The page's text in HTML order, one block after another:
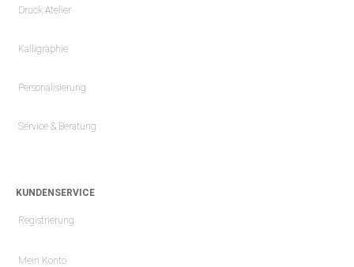
Druck Atelier
Kalligraphie
Personalisierung
Service & Beratung
KUNDENSERVICE
Registrierung
Mein Konto